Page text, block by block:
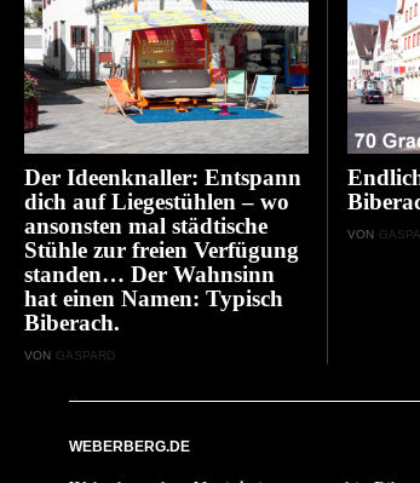
Der Ideenknaller: Entspann
dich auf Liegestühlen – wo
ansonsten mal städtische
Stühle zur freien Verfügung
standen… Der Wahnsinn
hat einen Namen: Typisch
Biberach.
VON GASPARD
VON
WEBERBERG.DE